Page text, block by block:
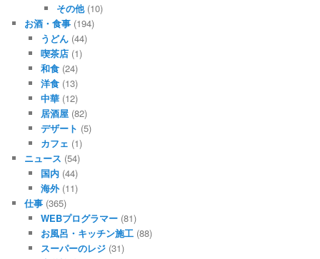
その他(10)
お酒・食事 (194)
うどん(44)
喫茶店(1)
和食(24)
洋食(13)
中華(12)
居酒屋(82)
デザート (5)
カフェ (1)
ニュース (54)
国内(44)
海外(11)
仕事 (365)
WEBプログラマー(81)
お風呂・キッチン施工(88)
スーパーのレジ(31)